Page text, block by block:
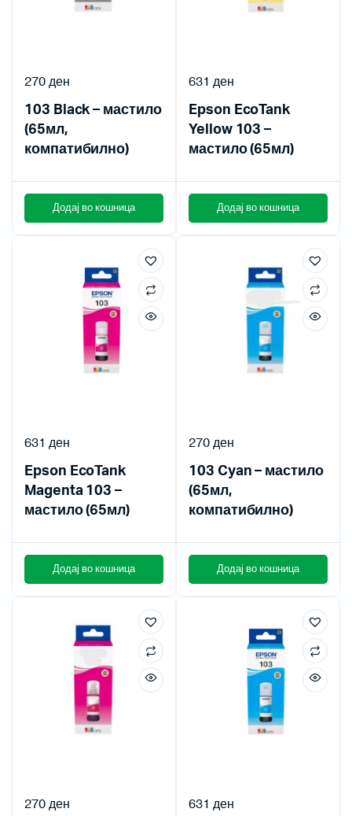
103 Black – мастило
(65мл,
компатибилно)
270ден
Додај во кошница
Epson EcoTank
Yellow 103 –
мастило (65мл)
631 ден
Додај во кошница
Epson EcoTank
Magenta 103 –
мастило (65мл)
631 ден
Додај во кошница
103 Cyan – мастило
(65мл,
компатибилно)
270ден
Додај во кошница
270ден 631 ден